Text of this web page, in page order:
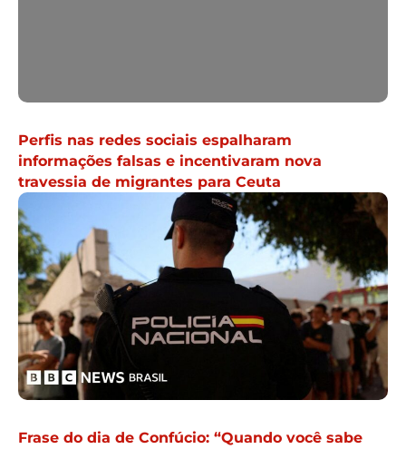
Perfis nas redes sociais espalharam
informações falsas e incentivaram nova
travessia de migrantes para Ceuta
Frase do dia de Confúcio: “Quando você sabe